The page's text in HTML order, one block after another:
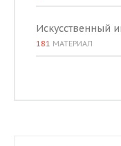
Искусственный
181 МАТЕРИАЛ